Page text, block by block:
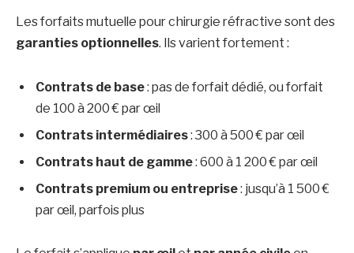
Les forfaits mutuelle pour chirurgie réfractive sont des
garanties optionnelles. Ils varient fortement :
Contrats de base: pas de forfait dédié, ou forfait
de 100 à 200 € par œil
Contrats intermédiaires: 300 à 500 € par œil
Contrats haut de gamme: 600 à 1 200 € par œil
Contrats premium ou entreprise: jusqu’à 1 500 €
par œil, parfois plus